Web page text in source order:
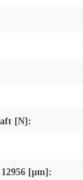
[N]:
[µm]: